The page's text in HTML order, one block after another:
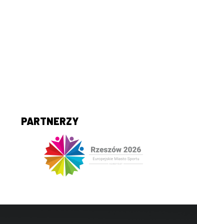
PARTNERZY